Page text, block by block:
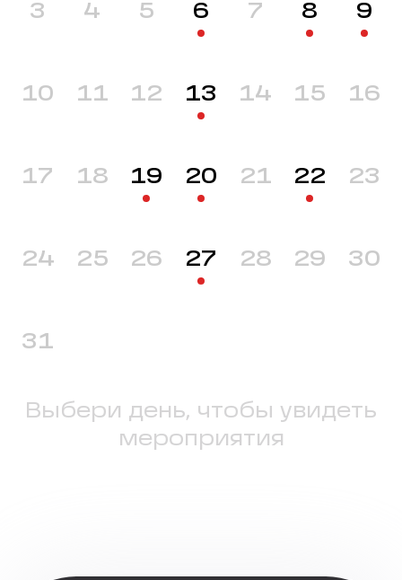
3 4 5 6 7 8 9
10 11 12 13 14 15 16
17 18 19 20 21 22 23
24 25 26 27 28 29 30
31
Выбери день, чтобы увидеть
мероприятия